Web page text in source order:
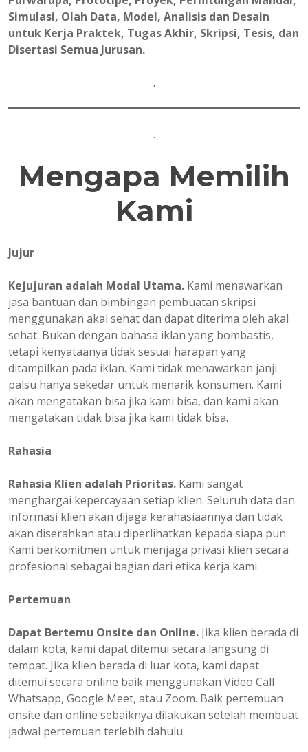
Simulasi, Olah Data, Model, Analisis dan Desain
untuk Kerja Praktek, Tugas Akhir, Skripsi, Tesis, dan
Disertasi Semua Jurusan.
.
.
Mengapa Memilih
Kami
Jujur
Kejujuran adalah Modal Utama. Kami menawarkan
jasa bantuan dan bimbingan pembuatan skripsi
menggunakan akal sehat dan dapat diterima oleh akal
sehat. Bukan dengan bahasa iklan yang bombastis,
tetapi kenyataanya tidak sesuai harapan yang
ditampilkan pada iklan. Kami tidak menawarkan janji
palsu hanya sekedar untuk menarik konsumen. Kami
akan mengatakan bisa jika kami bisa, dan kami akan
mengatakan tidak bisa jika kami tidak bisa.
Rahasia
Rahasia Klien adalah Prioritas. Kami sangat
menghargai kepercayaan setiap klien. Seluruh data dan
informasi klien akan dijaga kerahasiaannya dan tidak
akan diserahkan atau diperlihatkan kepada siapa pun.
Kami berkomitmen untuk menjaga privasi klien secara
profesional sebagai bagian dari etika kerja kami.
Pertemuan
Dapat Bertemu Onsite dan Online. Jika klien berada di
dalam kota, kami dapat ditemui secara langsung di
tempat. Jika klien berada di luar kota, kami dapat
ditemui secara online baik menggunakan Video Call
Whatsapp, Google Meet, atau Zoom. Baik pertemuan
onsite dan online sebaiknya dilakukan setelah membuat
jadwal pertemuan terlebih dahulu.